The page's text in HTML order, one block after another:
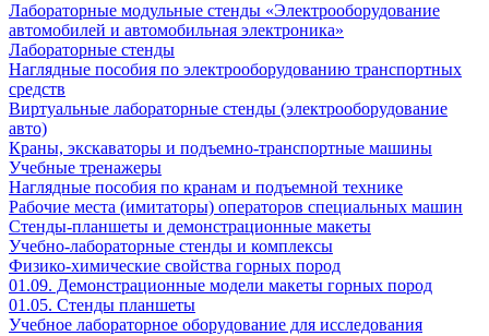
Лабораторные модульные стенды «Электрооборудование
автомобилей и автомобильная электроника»
Лабораторные стенды
Наглядные пособия по электрооборудованию транспортных
средств
Виртуальные лабораторные стенды (электрооборудование
авто)
Краны, экскаваторы и подъемно-транспортные машины
Учебные тренажеры
Наглядные пособия по кранам и подъемной технике
Рабочие места (имитаторы) операторов специальных машин
Стенды-планшеты и демонстрационные макеты
Учебно-лабораторные стенды и комплексы
Физико-химические свойства горных пород
01.09. Демонстрационные модели макеты горных пород
01.05. Стенды планшеты
Учебное лабораторное оборудование для исследования